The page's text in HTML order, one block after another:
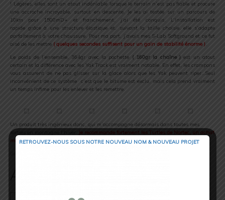
! Légères, elles sont un atout indéniable lorsque le terrain n’est pas fiable et procure
une accroche incroyable, surtout en descente. Je les ai testée sur un parcours de
10km pour 1500mD+ et franchement, j’ai été conquis. L’installation est
rapide grâce à une structure élastique et, suivant la taille choisie, elle s’adapte
parfaitement à votre chaussure. Pour ma part, j’avais mes S-Lab Softground et ce fut
aisé de les mettre ( quelques secondes suffisent pour un gain de stabilité énorme ).
Le poids de l’ensemble, 364gr avec la pochette ( 160gr la chaîne ) est un atout
certain et la différence avec les Yak Track est vraiment notable. En effet, les crampons
vous assurent de ne pas glisser sur la glace alors que les Yak peuvent riper…Seul
inconvénient de ce système c’est que le bitume est exclu, mais cela prend vraiment
un temps infime pour les enlever et les remettre.
Un produit très ingénieux donc, qui m’accompagne désormais dans toutes mes
sorties en montagne l’hiver.
Je recommande fortement les Turtles de Nortec, un achat
malin qui fera toute la différence sur vos Trail d’hiver !
RETROUVEZ-NOUS SOUS NOTRE NOUVEAU NOM & NOUVEAU PROJET